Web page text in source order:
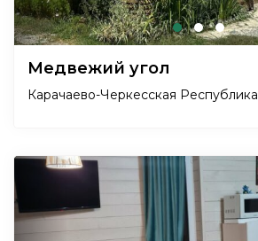
Медвежий угол
Карачаево-Черкесская Республика